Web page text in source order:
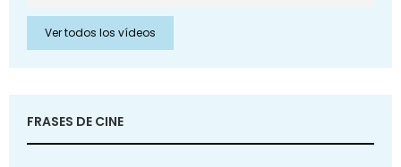
Ver todos los vídeos
FRASES DE CINE